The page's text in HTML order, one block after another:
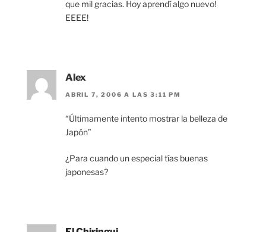
que mil gracias. Hoy aprendí algo nuevo!
EEEE!
Alex
ABRIL 7, 2006 A LAS 3:11 PM
“Últimamente intento mostrar la belleza de
Japón”
¿Para cuando un especial tías buenas
japonesas?